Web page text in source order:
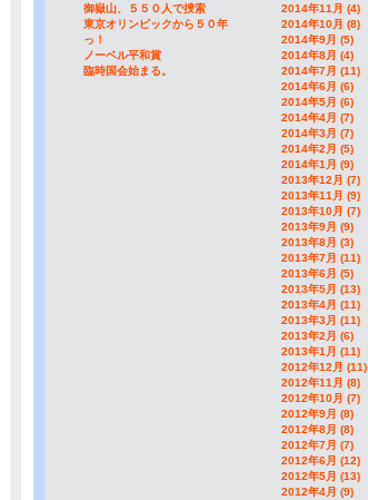
御嶽山、５５０人で捜索
東京オリンピックから５０年
っ！
ノーベル平和賞
臨時国会始まる。
2014年11月 (4)
2014年10月 (8)
2014年9月 (5)
2014年8月 (4)
2014年7月 (11)
2014年6月 (6)
2014年5月 (6)
2014年4月 (7)
2014年3月 (7)
2014年2月 (5)
2014年1月 (9)
2013年12月 (7)
2013年11月 (9)
2013年10月 (7)
2013年9月 (9)
2013年8月 (3)
2013年7月 (11)
2013年6月 (5)
2013年5月 (13)
2013年4月 (11)
2013年3月 (11)
2013年2月 (6)
2013年1月 (11)
2012年12月 (11)
2012年11月 (8)
2012年10月 (7)
2012年9月 (8)
2012年8月 (8)
2012年7月 (7)
2012年6月 (12)
2012年5月 (13)
2012年4月 (9)